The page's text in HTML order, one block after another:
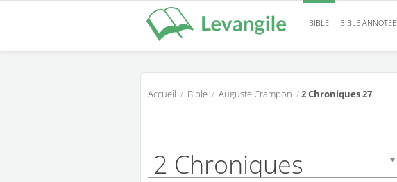
BIBLE BIBLE ANNOTÉE
Accueil / Bible / Auguste Crampon /2 Chroniques 27
2 Chroniques